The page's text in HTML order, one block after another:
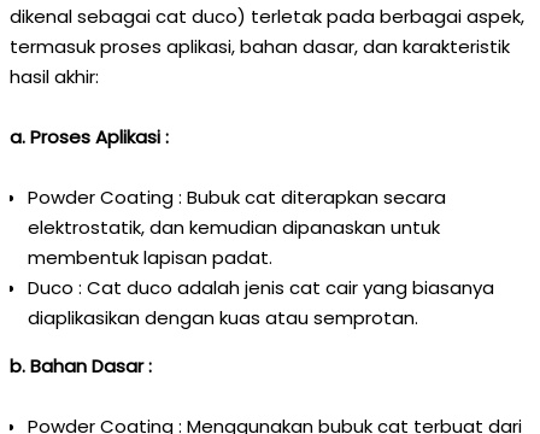
dikenal sebagai cat duco) terletak pada berbagai aspek,
termasuk proses aplikasi, bahan dasar, dan karakteristik
hasil akhir:
a. Proses Aplikasi :
Powder Coating : Bubuk cat diterapkan secara
elektrostatik, dan kemudian dipanaskan untuk
membentuk lapisan padat.
Duco : Cat duco adalah jenis cat cair yang biasanya
diaplikasikan dengan kuas atau semprotan.
b. Bahan Dasar :
Powder Coating : Menggunakan bubuk cat terbuat dari